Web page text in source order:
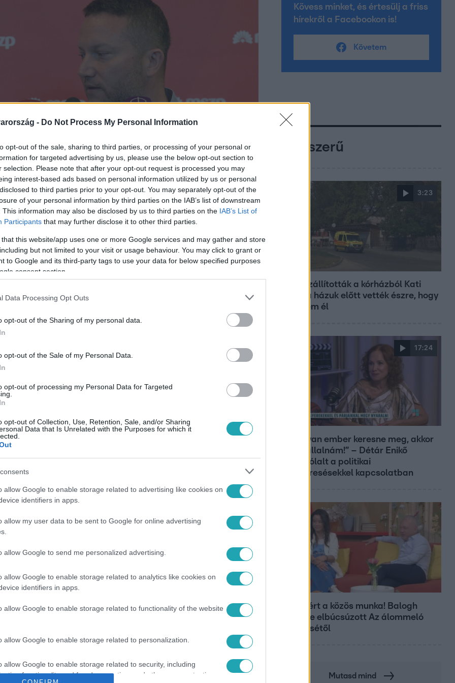
- Do Not Process My Personal Information
opt-out of the sale, sharing to third parties, or processing of your personal or
for targeted advertising by us, please use the below opt-out section to
selection. Please note that after your opt-out request is processed you may
interest-based ads based on personal information utilized by us or personal
to third parties prior to your opt-out. You may separately opt-out of the
of your personal information by third parties on the IAB’s list of downstream
This information may also be disclosed by us to third parties on the IAB’s List of
Participants that may further disclose it to other third parties.
that this website/app uses one or more Google services and may gather and store
but not limited to your visit or usage behaviour. You may click to grant or
to Google and its third-party tags to use your data for below specified purposes
consent section.
Data Processing Opt Outs
opt-out of the Sharing of my personal data.
opt-out of the Sale of my Personal Data.
opt-out of processing my Personal Data for Targeted
opt-out of Collection, Use, Retention, Sale, and/or Sharing
Data that Is Unrelated with the Purposes for which it
allow Google to enable storage related to advertising like cookies on
identifiers in apps.
allow my user data to be sent to Google for online advertising
allow Google to send me personalized advertising.
allow Google to enable storage related to analytics like cookies on
identifiers in apps.
allow Google to enable storage related to functionality of the website
allow Google to enable storage related to personalization.
allow Google to enable storage related to security, including
functionality and fraud prevention, and other user protection.
bírta „a mai MSZP mechanizmusait,
harminc év tagság után búcsúzik a
legyen a Google-találatokban!
Kövess minket, és értesülj a friss
hírekről a Facebookon is!
Követem
Népszerű
3:23
Hazaszállították a kórházból Kati
nénit, a házuk előtt vették észre, hogy
már nem él
17:24
„Ha olyan ember keresne meg, akkor
sem vállalnám!” – Détár Enikő
megszólalt a politikai
megkeresésekkel kapcsolatban
Véget ért a közös munka! Balogh
Levente elbúcsúzott Az álommeló
győztesétől
Mutasd mind